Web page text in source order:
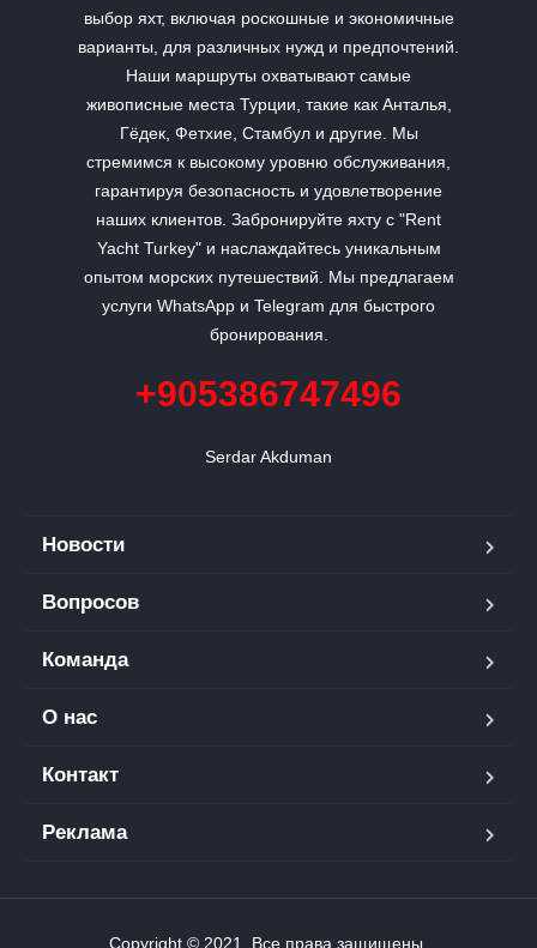
выбор яхт, включая роскошные и экономичные
варианты, для различных нужд и предпочтений.
Наши маршруты охватывают самые
живописные места Турции, такие как Анталья,
Гёдек, Фетхие, Стамбул и другие. Мы
стремимся к высокому уровню обслуживания,
гарантируя безопасность и удовлетворение
наших клиентов. Забронируйте яхту с "Rent
Yacht Turkey" и наслаждайтесь уникальным
опытом морских путешествий. Мы предлагаем
услуги WhatsApp и Telegram для быстрого
бронирования.
+905386747496
Serdar Akduman
Новости
Вопросов
Команда
О нас
Контакт
Реклама
Copyright © 2021. Все права защищены.